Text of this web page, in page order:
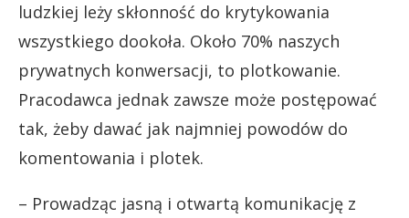
ludzkiej leży skłonność do krytykowania
wszystkiego dookoła. Około 70% naszych
prywatnych konwersacji, to plotkowanie.
Pracodawca jednak zawsze może postępować
tak, żeby dawać jak najmniej powodów do
komentowania i plotek.
– Prowadząc jasną i otwartą komunikację z